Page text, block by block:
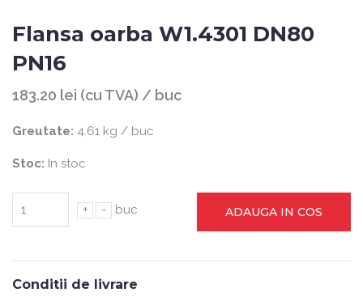
Flansa oarba W1.4301 DN80
PN16
183.20 lei (cu TVA) / buc
Greutate: 4.61 kg / buc
Stoc: In stoc
+ - buc ADAUGA IN COS
Conditii de livrare